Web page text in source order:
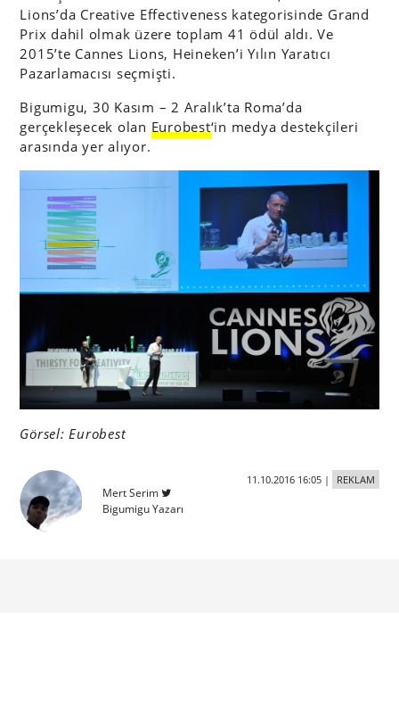
Lions’da Creative Effectiveness kategorisinde Grand
Prix dahil olmak üzere toplam 41 ödül aldı. Ve
2015’te Cannes Lions, Heineken’i Yılın Yaratıcı
Pazarlamacısı seçmişti.
Bigumigu, 30 Kasım – 2 Aralık’ta Roma’da
gerçekleşecek olan Eurobest‘in medya destekçileri
arasında yer alıyor.
Görsel: Eurobest
Mert Serim
Bigumigu Yazarı
11.10.2016 16:05| REKLAM